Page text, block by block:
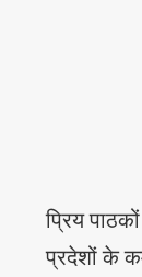
प्रिय
प्रदेशों के